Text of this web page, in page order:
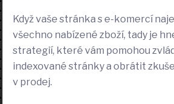
Když vaše stránka s e-komercí
všechno nabízené zboží, tady je
strategií, které vám pomohou
indexované stránky a obrátit
v prodej.